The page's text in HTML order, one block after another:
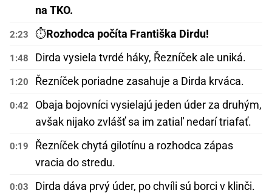
na TKO.
2:23 ⏱️Rozhodca počíta Františka Dirdu!
1:48 Dirda vysiela tvrdé háky, Řezníček ale uniká.
1:20 Řezníček poriadne zasahuje a Dirda krváca.
0:42
Obaja bojovníci vysielajú jeden úder za druhým,
avšak nijako zvlášť sa im zatiaľ nedarí triafať.
0:19
Řezníček chytá gilotínu a rozhodca zápas
vracia do stredu.
0:03 Dirda dáva prvý úder, po chvíli sú borci v klinči.